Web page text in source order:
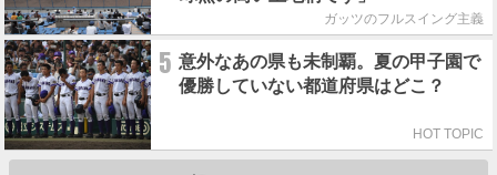
ガッツのフルスイング主義
5 意外なあの県も未制覇。夏の甲子園で
優勝していない都道府県はどこ？
HOT TOPIC